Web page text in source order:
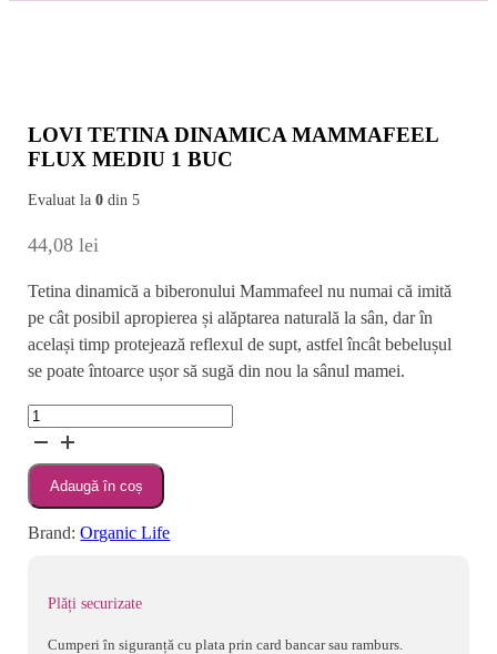
LOVI TETINA DINAMICA MAMMAFEEL
FLUX MEDIU 1 BUC
Evaluat la0 din 5
44,08lei
Tetina dinamică a biberonului Mammafeel nu numai că imită
pe cât posibil apropierea și alăptarea naturală la sân, dar în
același timp protejează reflexul de supt, astfel încât bebelușul
se poate întoarce ușor să sugă din nou la sânul mamei.
Cantitate
LOVI
TETINA
DINAMICA
Adaugă în coș
Brand:Organic Life
Plăți securizate
Cumperi în siguranță cu plata prin card bancar sau ramburs.